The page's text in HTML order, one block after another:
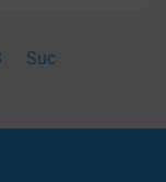
Suc